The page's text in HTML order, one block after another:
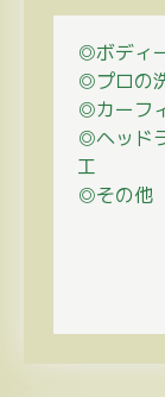
◎ボディ
◎プロの
◎カーフ
◎ヘッド
工
◎その他